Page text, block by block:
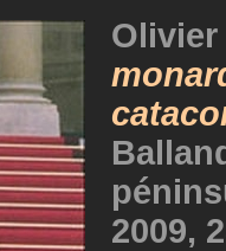
2009,